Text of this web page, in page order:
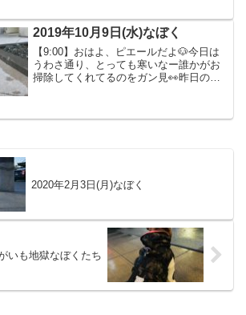
【15:00】公園へ行ったよ。ドッグランに
はまたワンち...
2019年10月9日(水)なぼく
【9:00】おはよ、ピエールだよ🐶今日は
うわさ通り、とっても寒いなー誰かがお
掃除してくれてるのをガン見👀昨日の
なー。裸んぼじゃ寒いし、お洋服は夏の
2020年2月3日(月)なぼく
いも地獄なぼくたち